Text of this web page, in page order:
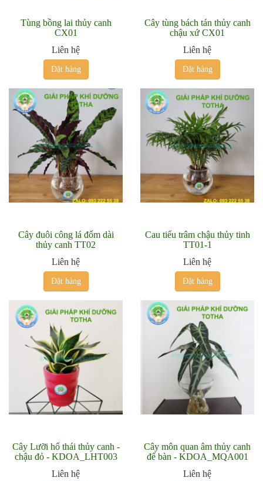
Tùng bồng lai thủy canh
CX01
Liên hệ
Đặt hàng
Cây tùng bách tán thủy canh
chậu xứ CX01
Liên hệ
Đặt hàng
Cây đuôi công lá đốm dài
thủy canh TT02
Liên hệ
Đặt hàng
Cau tiểu trâm chậu thủy tinh
TT01-1
Liên hệ
Đặt hàng
Cây Lưỡi hổ thái thủy canh -
chậu đỏ - KDOA_LHT003
Liên hệ
Cây môn quan âm thủy canh
để bàn - KDOA_MQA001
Liên hệ